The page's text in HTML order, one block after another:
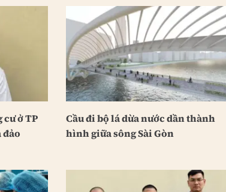
ở TP
đảo
Cầu đi bộ lá dừa nước dần thành
hình giữa sông Sài Gòn